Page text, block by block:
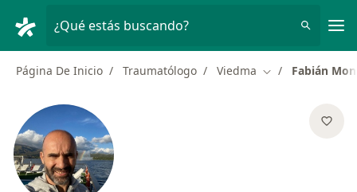
¿Qué estás buscando?
Página De Inicio Traumatólogo Viedma Cambiar de
Fabián